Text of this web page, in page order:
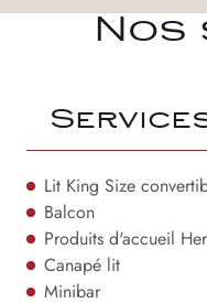
Nos
Lit King Size
Balcon
Produits d'accueil
Canapé lit
Minibar